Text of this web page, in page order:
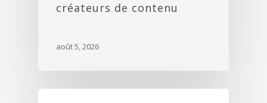
créateurs de contenu
août 5, 2026